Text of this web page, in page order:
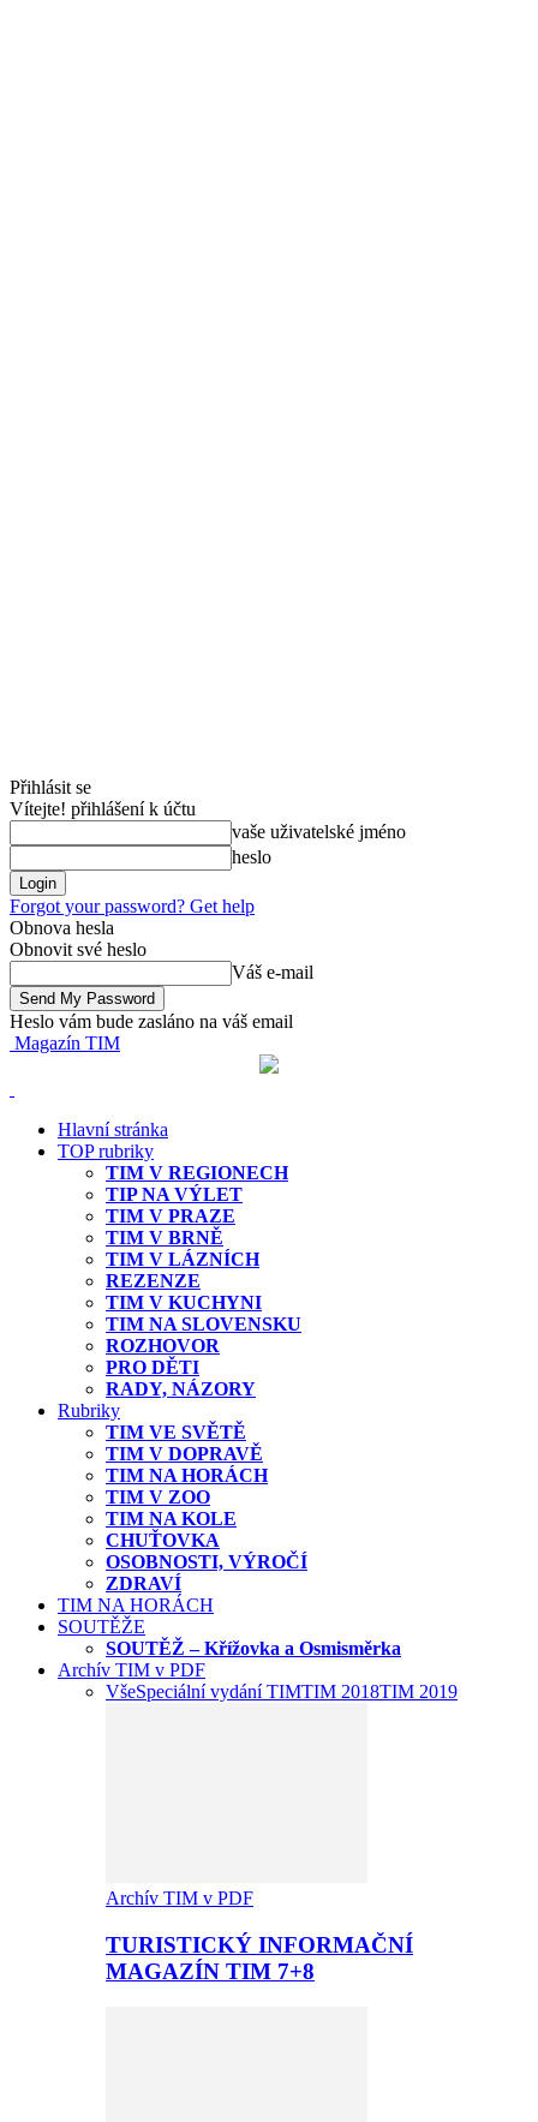
Přihlásit se
Vítejte! přihlášení k účtu
vaše uživatelské jméno
heslo
Forgot your password? Get help
Obnova hesla
Obnovit své heslo
Váš e-mail
Heslo vám bude zasláno na váš email
Magazín TIM
Hlavní stránka
TOP rubriky
TIM V REGIONECH
TIP NA VÝLET
TIM V PRAZE
TIM V BRNĚ
TIM V LÁZNÍCH
REZENZE
TIM V KUCHYNI
TIM NA SLOVENSKU
ROZHOVOR
PRO DĚTI
RADY, NÁZORY
Rubriky
TIM VE SVĚTĚ
TIM V DOPRAVĚ
TIM NA HORÁCH
TIM V ZOO
TIM NA KOLE
CHUŤOVKA
OSOBNOSTI, VÝROČÍ
ZDRAVÍ
TIM NA HORÁCH
SOUTĚŽE
SOUTĚŽ – Křížovka a Osmisměrka
Archív TIM v PDF
VšeSpeciální vydání TIMTIM 2018TIM 2019
Archív TIM v PDF
TURISTICKÝ INFORMAČNÍ
MAGAZÍN TIM 7+8